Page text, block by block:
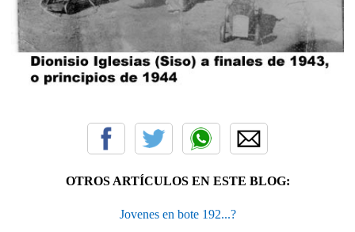
OTROS ARTÍCULOS EN ESTE BLOG:
Jovenes en bote 192...?